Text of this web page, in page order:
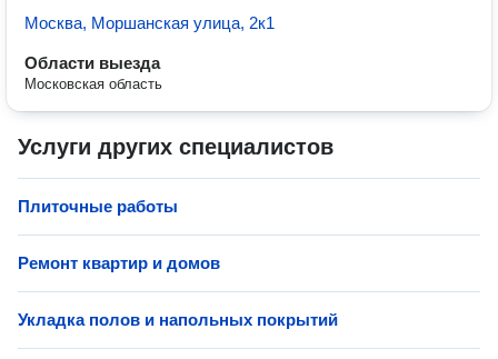
Москва, Моршанская улица, 2к1
Области выезда
Московская область
Услуги других специалистов
Плиточные работы
Ремонт квартир и домов
Укладка полов и напольных покрытий